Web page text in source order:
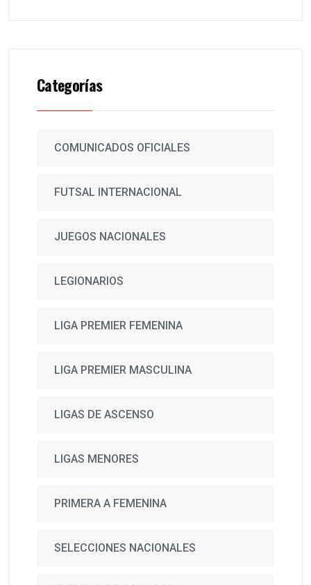
Categorías
COMUNICADOS OFICIALES
FUTSAL INTERNACIONAL
JUEGOS NACIONALES
LEGIONARIOS
LIGA PREMIER FEMENINA
LIGA PREMIER MASCULINA
LIGAS DE ASCENSO
LIGAS MENORES
PRIMERA A FEMENINA
SELECCIONES NACIONALES